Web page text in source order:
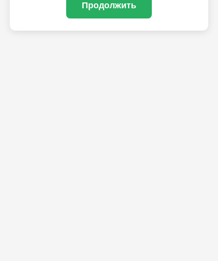
Продолжить